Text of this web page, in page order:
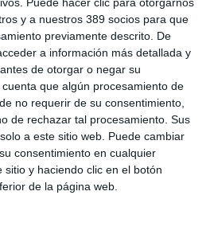
Puede hacer clic para otorgarnos
y a nuestros 389 socios para que
previamente descrito. De
a información más detallada y
de otorgar o negar su
cuenta que algún procesamiento de
no requerir de su consentimiento,
de rechazar tal procesamiento. Sus
a este sitio web. Puede cambiar
consentimiento en cualquier
sitio y haciendo clic en el botón
de la página web.
por las estudiantes mujeres
confirma que la experiencia
motor de autoestima y
la mujer.
actúa como un importantefactor
de resiliencia. Las mujeres
un 5,72 en este aspecto, muy
emprendedores y notablemente
estudiantes universitarias que no
resultados refuerzan la idea de que
es una vía profesional, sino un
y emocional